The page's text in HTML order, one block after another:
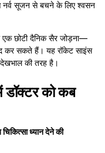
सूजन से बचने के लिए श्वसन
छोटी दैनिक सैर जोड़ना—
कर सकते हैं। यह रॉकेट साइंस
की तरह है।
डॉक्टर को कब
ध्यान देने की